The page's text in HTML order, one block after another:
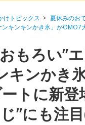
けトピックス
夏休みのお
キンキンかき氷」が
もろい”
キンかき
トに新登
”にも注